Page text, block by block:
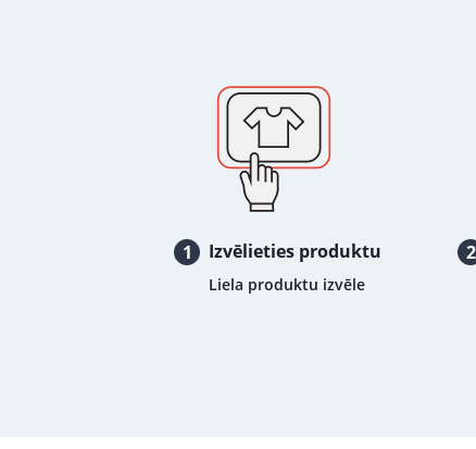
1 Izvēlieties produktu
Liela produktu izvēle
2